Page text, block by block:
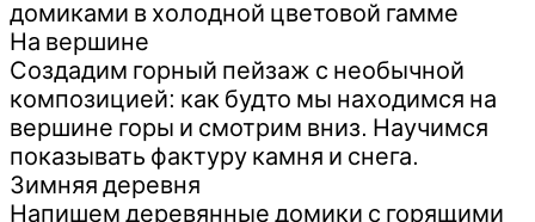
домиками в холодной цветовой гамме
На вершине
Создадим горный пейзаж с необычной
композицией: как будто мы находимся на
вершине горы и смотрим вниз. Научимся
показывать фактуру камня и снега.
Зимняя деревня
Напишем деревянные домики с горящими